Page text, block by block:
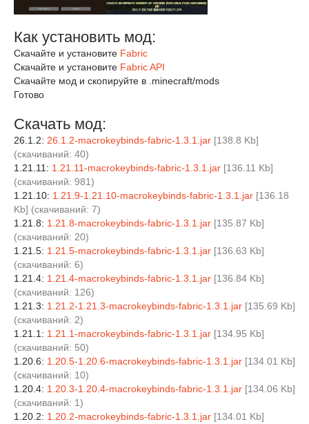
Как установить мод:
Скачайте и установите Fabric
Скачайте и установите Fabric API
Скачайте мод и скопируйте в .minecraft/mods
Готово
Скачать мод:
26.1.2: 26.1.2-macrokeybinds-fabric-1.3.1.jar [138.8 Kb]
(cкачиваний: 40)
1.21.11: 1.21.11-macrokeybinds-fabric-1.3.1.jar [136.11 Kb]
(cкачиваний: 981)
1.21.10: 1.21.9-1.21.10-macrokeybinds-fabric-1.3.1.jar [136.18
Kb] (cкачиваний: 7)
1.21.8: 1.21.8-macrokeybinds-fabric-1.3.1.jar [135.87 Kb]
(cкачиваний: 20)
1.21.5: 1.21.5-macrokeybinds-fabric-1.3.1.jar [136.63 Kb]
(cкачиваний: 6)
1.21.4: 1.21.4-macrokeybinds-fabric-1.3.1.jar [136.84 Kb]
(cкачиваний: 126)
1.21.3: 1.21.2-1.21.3-macrokeybinds-fabric-1.3.1.jar [135.69 Kb]
(cкачиваний: 2)
1.21.1: 1.21.1-macrokeybinds-fabric-1.3.1.jar [134.95 Kb]
(cкачиваний: 50)
1.20.6: 1.20.5-1.20.6-macrokeybinds-fabric-1.3.1.jar [134.01 Kb]
(cкачиваний: 10)
1.20.4: 1.20.3-1.20.4-macrokeybinds-fabric-1.3.1.jar [134.06 Kb]
(cкачиваний: 1)
1.20.2: 1.20.2-macrokeybinds-fabric-1.3.1.jar [134.01 Kb]